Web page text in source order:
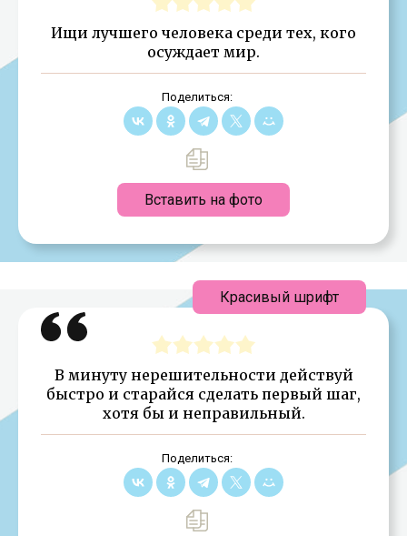
Ищи лучшего человека среди тех, кого
осуждает мир.
Поделиться:
Вставить на фото
В минуту нерешительности действуй
быстро и старайся сделать первый шаг,
хотя бы и неправильный.
Поделиться:
Красивый шрифт